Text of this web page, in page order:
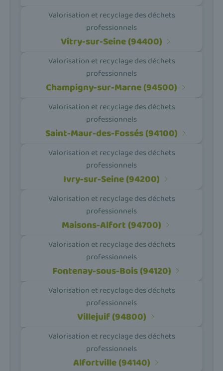
Valorisation et recyclage des déchets
professionnels
Vitry-sur-Seine (94400)
Valorisation et recyclage des déchets
professionnels
Champigny-sur-Marne (94500)
Valorisation et recyclage des déchets
professionnels
Saint-Maur-des-Fossés (94100)
Valorisation et recyclage des déchets
professionnels
Ivry-sur-Seine (94200)
Valorisation et recyclage des déchets
professionnels
Maisons-Alfort (94700)
Valorisation et recyclage des déchets
professionnels
Fontenay-sous-Bois (94120)
Valorisation et recyclage des déchets
professionnels
Villejuif (94800)
Valorisation et recyclage des déchets
professionnels
Alfortville (94140)